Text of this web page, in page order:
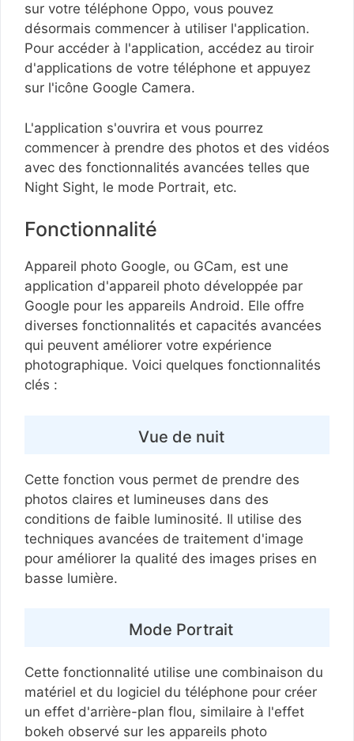
sur votre téléphone Oppo, vous pouvez
désormais commencer à utiliser l'application.
Pour accéder à l'application, accédez au tiroir
d'applications de votre téléphone et appuyez
sur l'icône Google Camera.
L'application s'ouvrira et vous pourrez
commencer à prendre des photos et des vidéos
avec des fonctionnalités avancées telles que
Night Sight, le mode Portrait, etc.
Fonctionnalité
Appareil photo Google, ou GCam, est une
application d'appareil photo développée par
Google pour les appareils Android. Elle offre
diverses fonctionnalités et capacités avancées
qui peuvent améliorer votre expérience
photographique. Voici quelques fonctionnalités
clés :
Vue de nuit
Cette fonction vous permet de prendre des
photos claires et lumineuses dans des
conditions de faible luminosité. Il utilise des
techniques avancées de traitement d'image
pour améliorer la qualité des images prises en
basse lumière.
Mode Portrait
Cette fonctionnalité utilise une combinaison du
matériel et du logiciel du téléphone pour créer
un effet d'arrière-plan flou, similaire à l'effet
bokeh observé sur les appareils photo